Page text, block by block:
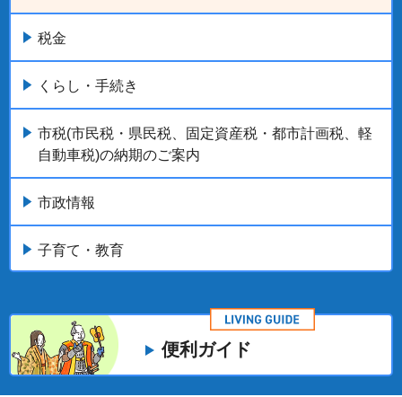
税金
くらし・手続き
市税(市民税・県民税、固定資産税・都市計画税、軽
自動車税)の納期のご案内
市政情報
子育て・教育
便利ガイド